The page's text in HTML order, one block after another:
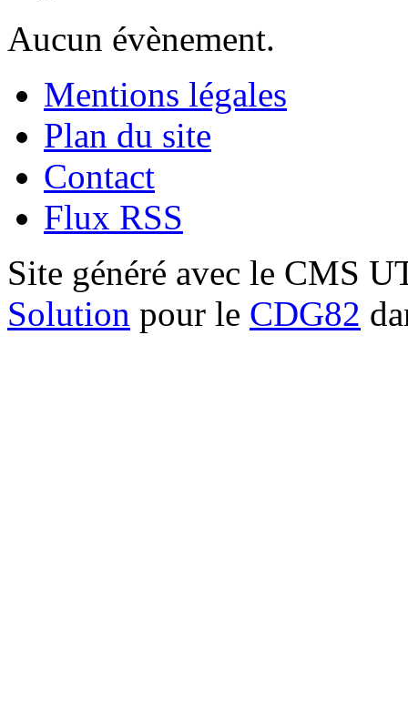
Aucun évènement.
Mentions légales
Plan du site
Contact
Flux RSS
Site généré avec le CMS
Solution pour le CDG82